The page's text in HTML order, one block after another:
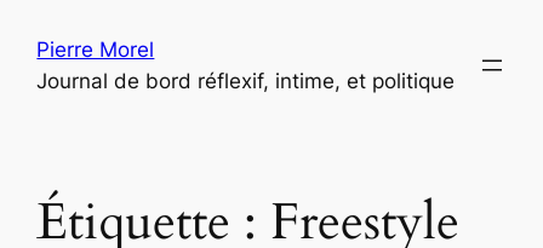
contenu
Pierre Morel
Journal de bord réflexif, intime, et politique
Étiquette : Freestyle